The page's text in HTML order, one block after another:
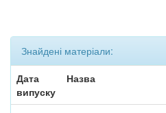
Знайдені матеріали:
Дата
випуску
Назва